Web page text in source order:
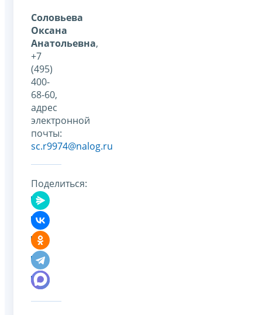
Соловьева
Оксана
Анатольевна,
+7
(495)
400-
68-60,
адрес
электронной
почты:
sc.r9974@nalog.ru
Поделиться: